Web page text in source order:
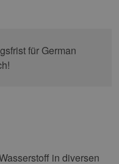
in diversen